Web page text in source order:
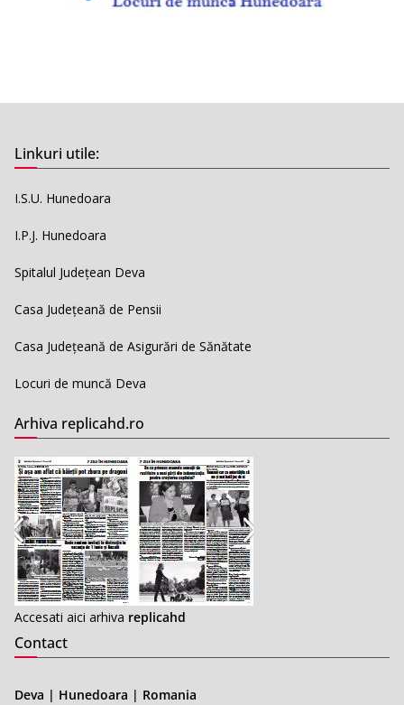
Linkuri utile:
I.S.U. Hunedoara
I.P.J. Hunedoara
Spitalul Județean Deva
Casa Județeană de Pensii
Casa Județeană de Asigurări de Sănătate
Locuri de muncă Deva
Arhiva replicahd.ro
Accesati aici arhiva replicahd
Contact
Deva | Hunedoara | Romania